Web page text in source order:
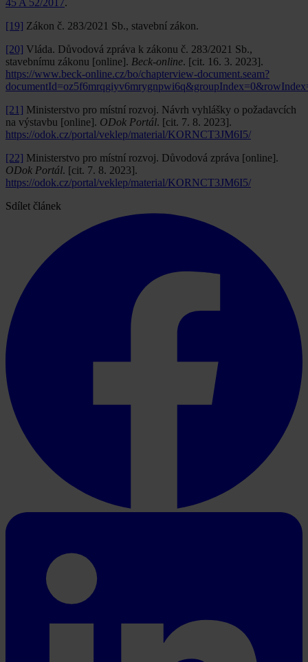
[19] Zákon č. 283/2021 Sb., stavební zákon.
[20] Vláda. Důvodová zpráva k zákonu č. 283/2021 Sb.,
stavebnímu zákonu [online]. Beck-online. [cit. 16. 3. 2023].
https://www.beck-online.cz/bo/chapterview-document.seam?
[21] Ministerstvo pro místní rozvoj. Návrh vyhlášky o požadavcích
na výstavbu [online]. ODok Portál. [cit. 7. 8. 2023].
https://odok.cz/portal/veklep/material/KORNCT3JM6I5/
[22] Ministerstvo pro místní rozvoj. Důvodová zpráva [online].
ODok Portál. [cit. 7. 8. 2023].
https://odok.cz/portal/veklep/material/KORNCT3JM6I5/
Sdílet článek